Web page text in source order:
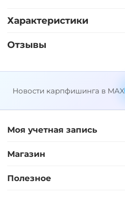
Характеристики
Отзывы
Новости карпфишинга в MAX
Моя учетная запись
Магазин
Полезное